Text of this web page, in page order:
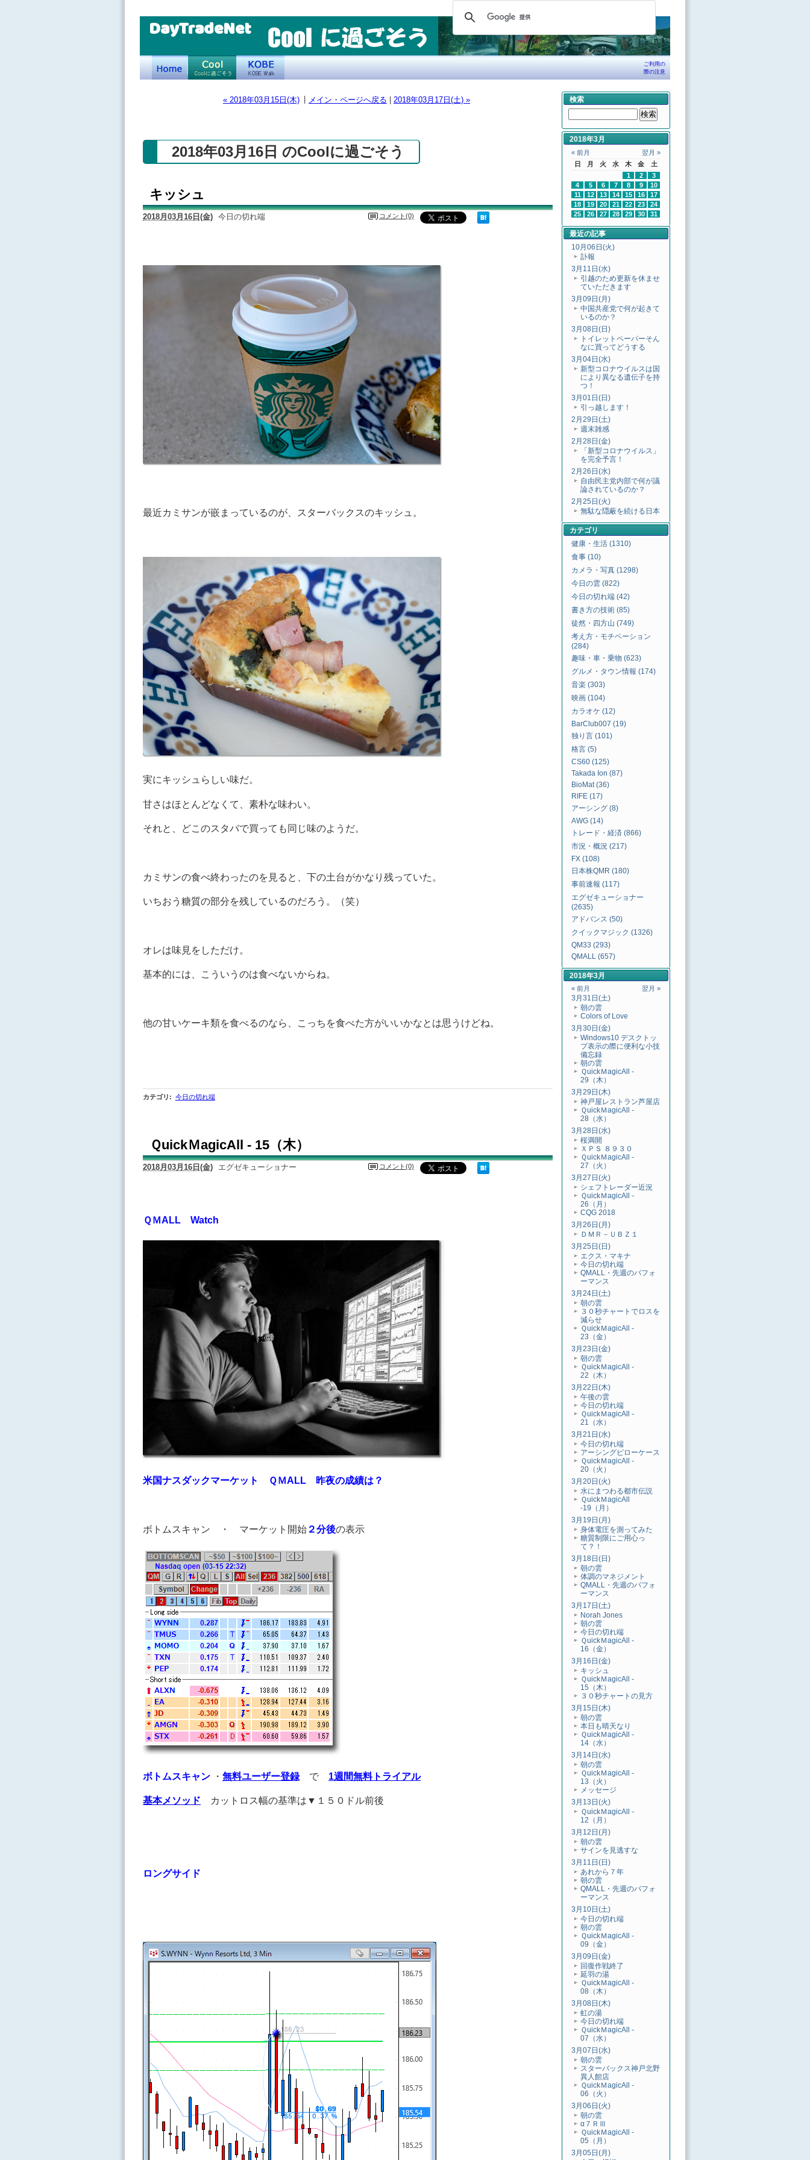
DayTradeNet
ご利用の
際の注意
« 2018年03月15日(木) メイン・ページへ戻る 2018年03月17日(土) »
2018年03月16日 のCoolに過ごそう
キッシュ
2018月03月16日(金) 今日の切れ端 コメント(0)
最近カミサンが嵌まっているのが、スターバックスのキッシュ。
実にキッシュらしい味だ。
甘さはほとんどなくて、素朴な味わい。
それと、どこのスタバで買っても同じ味のようだ。
カミサンの食べ終わったのを見ると、下の土台がかなり残っていた。
いちおう糖質の部分を残しているのだろう。（笑）
オレは味見をしただけ。
基本的には、こういうのは食べないからね。
他の甘いケーキ類を食べるのなら、こっちを食べた方がいいかなとは思うけどね。
カテゴリ : 今日の切れ端
ＱuickＭagicAll - 15（木）
2018月03月16日(金) エグゼキューショナー コメント(0)
ＱＭALL Watch
米国ナスダックマーケット ＱＭALL 昨夜の成績は？
ボトムスキャン ・ マーケット開始 ２分後の表示
ボトムスキャン ・ 無料ユーザー登録で 1週間無料トライアル
基本メソッド カットロス幅の基準は▼１５０ドル前後
ロングサイド
検索
2018年3月
« 前月
翌月 »
日
月 火 水 木 金
土
1
2
3
4
5 6 7 8 9
10
11
12 13 14 15 16
17
18
19 20 21 22 23
24
25
26 27 28 29 30 31
最近の記事
10月06日(火)
訃報
3月11日(水)
引越のため更新を休ませ
ていただきます
3月09日(月)
中国共産党で何が起きて
いるのか？
3月08日(日)
トイレットペーパーそん
なに買ってどうする
3月04日(水)
新型コロナウイルスは国
により異なる遺伝子を持
つ！
3月01日(日)
引っ越します！
2月29日(土)
週末雑感
2月28日(金)
「新型コロナウイルス」
を完全予言！
2月26日(水)
自由民主党内部で何が議
論されているのか？
2月25日(火)
無駄な隠蔽を続ける日本
カテゴリ
健康・生活 (1310)
食事 (10)
カメラ・写真 (1298)
今日の雲 (822)
今日の切れ端 (42)
書き方の技術 (85)
徒然・四方山 (749)
考え方・モチベーション
(284)
趣味・車・乗物 (623)
グルメ・タウン情報 (174)
音楽 (303)
映画 (104)
カラオケ (12)
BarClub007 (19)
独り言 (101)
格言 (5)
CS60 (125)
Takada Ion (87)
BioMat (36)
RIFE (17)
アーシング (8)
AWG (14)
トレード・経済 (866)
市況・概況 (217)
FX (108)
日本株QMR (180)
事前速報 (117)
エグゼキューショナー
(2635)
アドバンス (50)
クイックマジック (1326)
QM33 (293)
QMALL (657)
2018年3月
« 前月 翌月 »
3月31日(土)
朝の雲
Colors of Love
3月30日(金)
Windows10 デスクトッ
プ表示の際に便利な小技
備忘録
朝の雲
ＱuickＭagicAll -
29（木）
3月29日(木)
神戸屋レストラン芦屋店
ＱuickＭagicAll -
28（水）
3月28日(水)
桜満開
ＸＰＳ ８９３０
ＱuickＭagicAll -
27（火）
3月27日(火)
シェフトレーダー近況
ＱuickＭagicAll -
26（月）
CQG 2018
3月26日(月)
ＤＭＲ－ＵＢＺ１
3月25日(日)
エクス・マキナ
今日の切れ端
QMALL・先週のパフォ
ーマンス
3月24日(土)
朝の雲
３０秒チャートでロスを
減らせ
ＱuickＭagicAll -
23（金）
3月23日(金)
朝の雲
ＱuickＭagicAll -
22（木）
3月22日(木)
午後の雲
今日の切れ端
ＱuickＭagicAll -
21（水）
3月21日(水)
今日の切れ端
アーシングピローケース
ＱuickＭagicAll -
20（火）
3月20日(火)
水にまつわる都市伝説
ＱuickＭagicAll
-19（月）
3月19日(月)
身体電圧を測ってみた
糖質制限にご用心っ
て？！
3月18日(日)
朝の雲
体調のマネジメント
QMALL・先週のパフォ
ーマンス
3月17日(土)
Norah Jones
朝の雲
今日の切れ端
ＱuickＭagicAll -
16（金）
3月16日(金)
キッシュ
ＱuickＭagicAll -
15（木）
３０秒チャートの見方
3月15日(木)
朝の雲
本日も晴天なり
ＱuickＭagicAll -
14（水）
3月14日(水)
朝の雲
ＱuickＭagicAll -
13（火）
メッセージ
3月13日(火)
ＱuickＭagicAll -
12（月）
3月12日(月)
朝の雲
サインを見逃すな
3月11日(日)
あれから７年
朝の雲
QMALL・先週のパフォ
ーマンス
3月10日(土)
今日の切れ端
朝の雲
ＱuickＭagicAll -
09（金）
3月09日(金)
回復作戦終了
延羽の湯
ＱuickＭagicAll -
08（木）
3月08日(木)
虹の湯
今日の切れ端
ＱuickＭagicAll -
07（水）
3月07日(水)
朝の雲
スターバックス神戸北野
異人館店
ＱuickＭagicAll -
06（火）
3月06日(火)
朝の雲
α７ＲⅢ
ＱuickＭagicAll -
05（月）
3月05日(月)